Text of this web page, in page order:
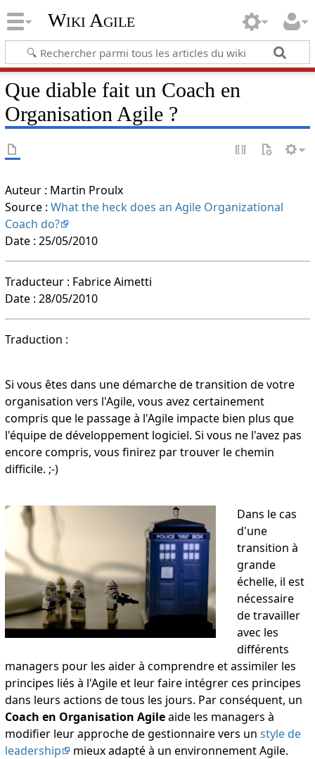
Wiki Agile
Que diable fait un Coach en
Organisation Agile ?
Auteur : Martin Proulx
Source : What the heck does an Agile Organizational
Coach do?
Date : 25/05/2010
Traducteur : Fabrice Aimetti
Date : 28/05/2010
Traduction :
Si vous êtes dans une démarche de transition de votre
organisation vers l'Agile, vous avez certainement
compris que le passage à l'Agile impacte bien plus que
l'équipe de développement logiciel. Si vous ne l'avez pas
encore compris, vous finirez par trouver le chemin
difficile. ;-)
Dans le cas
d'une
transition à
grande
échelle, il est
nécessaire
de travailler
avec les
différents
managers pour les aider à comprendre et assimiler les
principes liés à l'Agile et leur faire intégrer ces principes
dans leurs actions de tous les jours. Par conséquent, un
Coach en Organisation Agileaide les managers à
modifier leur approche de gestionnaire vers un style de
leadership
mieux adapté à un environnement Agile.